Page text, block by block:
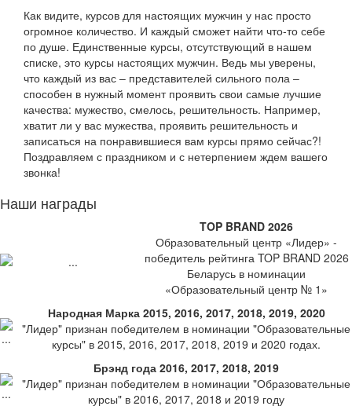
Как видите, курсов для настоящих мужчин у нас просто
огромное количество. И каждый сможет найти что-то себе
по душе. Единственные курсы, отсутствующий в нашем
списке, это курсы настоящих мужчин. Ведь мы уверены,
что каждый из вас – представителей сильного пола –
способен в нужный момент проявить свои самые лучшие
качества: мужество, смелось, решительность. Например,
хватит ли у вас мужества, проявить решительность и
записаться на понравившиеся вам курсы прямо сейчас?!
Поздравляем с праздником и с нетерпением ждем вашего
звонка!
Наши награды
TOP BRAND 2026
Образовательный центр «Лидер» -
победитель рейтинга TOP BRAND 2026
Беларусь в номинации
«Образовательный центр № 1»
Народная Марка 2015, 2016, 2017, 2018, 2019, 2020
"Лидер" признан победителем в номинации "Образовательные
курсы" в 2015, 2016, 2017, 2018, 2019 и 2020 годах.
Брэнд года 2016, 2017, 2018, 2019
"Лидер" признан победителем в номинации "Образовательные
курсы" в 2016, 2017, 2018 и 2019 году